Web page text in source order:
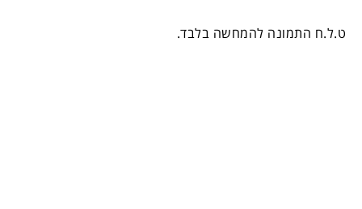
ט.ל.ח התמונה להמחשה בלבד.